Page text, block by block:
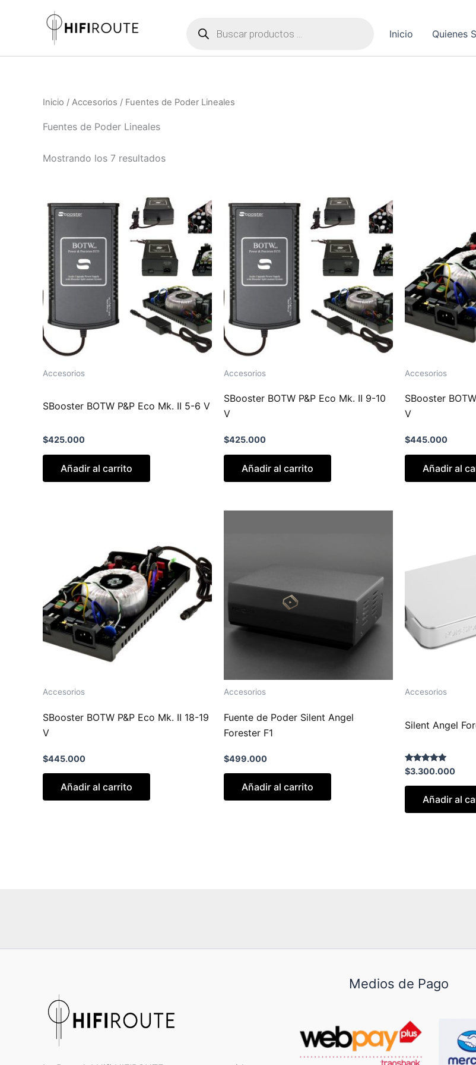
productos
Inicio Quienes
Inicio / Accesorios / Fuentes de Poder Lineales
Fuentes de Poder Lineales
Mostrando los 7 resultados
Accesorios
SBooster BOTW P&P Eco Mk. II 5-6 V
$425.000
Añadir al carrito
Accesorios
SBooster BOTW P&P Eco Mk. II 9-10
V
$425.000
Añadir al carrito
Accesorios
SBooster
V
$445.000
Añadir al
Accesorios
SBooster BOTW P&P Eco Mk. II 18-19
V
$445.000
Añadir al carrito
Accesorios
Fuente de Poder Silent Angel
Forester F1
$499.000
Añadir al carrito
Accesorios
Silent Angel
Valorado con
5.00
de 5
$3.300.000
Añadir al
Medios de Pago